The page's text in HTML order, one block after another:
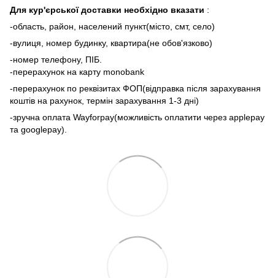
Для кур'єрської доставки необхідно вказати :
-область, район, населений пункт(місто, смт, село)
-вулиця, номер будинку, квартира(не обов'язково)
-номер телефону, ПІБ.
-перерахунок на карту monobank
-перерахунок по реквізитах ФОП(відправка після зарахування
коштів на рахунок, термін зарахування 1-3 дні)
-зручна оплата Wayforpay(можливість оплатити через applepay
та googlepay).